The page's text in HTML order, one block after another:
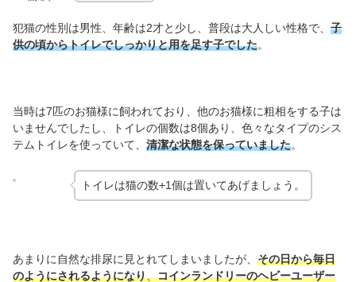
犯猫の性別は男性、年齢は2才と少し、普段は大人しい性格で、 子
供の頃からトイレでしっかりと用を足す子でした。
当時は7匹のお猫様に飼われており、他のお猫様に粗相をする子は
いませんでしたし、トイレの個数は8個あり、色々なタイプのシス
テムトイレを使っていて、 清潔な状態を保っていました。
トイレは猫の数+1個は置いてあげましょう。
あまりに自然な排尿に見とれてしまいましたが、 その日から毎日
のようにされるようになり、コインランドリーのヘビーユーザー